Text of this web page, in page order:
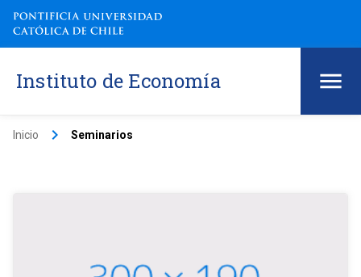
Instituto de Economía
Inicio keyboard_arrow_right Seminarios